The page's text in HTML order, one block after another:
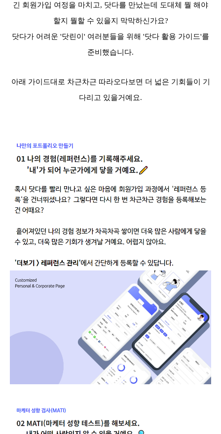
긴 회원가입 여정을 마치고, 닷다를 만났는데 도대체 뭘 해야
할지 뭘할 수 있을지 막막하신가요?
닷다가 어려운 '닷린이' 여러분들을 위해 '닷다 활용 가이드'를
준비했습니다.
아래 가이드대로 차근차근 따라오다보면 더 넓은 기회들이 기
다리고 있을거예요.